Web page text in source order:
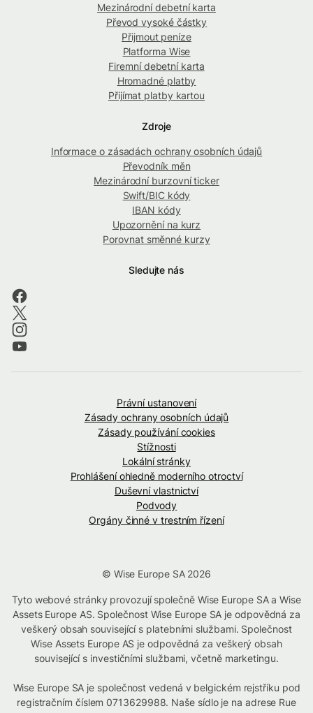
Mezinárodní debetní karta
Převod vysoké částky
Přijmout peníze
Platforma Wise
Firemní debetní karta
Hromadné platby
Přijímat platby kartou
Zdroje
Informace o zásadách ochrany osobních údajů
Převodník měn
Mezinárodní burzovní ticker
Swift/BIC kódy
IBAN kódy
Upozornění na kurz
Porovnat směnné kurzy
Sledujte nás
Právní ustanovení
Zásady ochrany osobních údajů
Zásady používání cookies
Stížnosti
Lokální stránky
Prohlášení ohledně moderního otroctví
Duševní vlastnictví
Podvody
Orgány činné v trestním řízení
© Wise Europe SA 2026
Tyto webové stránky provozují společně Wise Europe SA a Wise
Assets Europe AS. Společnost Wise Europe SA je odpovědná za
veškerý obsah související s platebními službami. Společnost
Wise Assets Europe AS je odpovědná za veškerý obsah
související s investičními službami, včetně marketingu.
Wise Europe SA je společnost vedená v belgickém rejstříku pod
registračním číslem 0713629988. Naše sídlo je na adrese Rue